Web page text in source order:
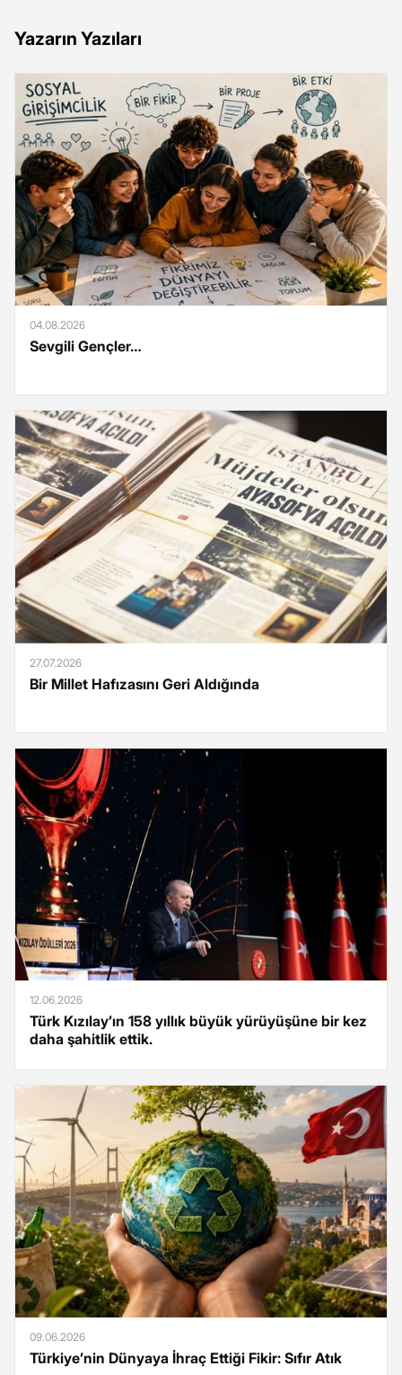
Yazarın Yazıları
04.08.2026
Sevgili Gençler…
27.07.2026
Bir Millet Hafızasını Geri Aldığında
12.06.2026
Türk Kızılay’ın 158 yıllık büyük yürüyüşüne bir kez
daha şahitlik ettik.
09.06.2026
Türkiye’nin Dünyaya İhraç Ettiği Fikir: Sıfır Atık